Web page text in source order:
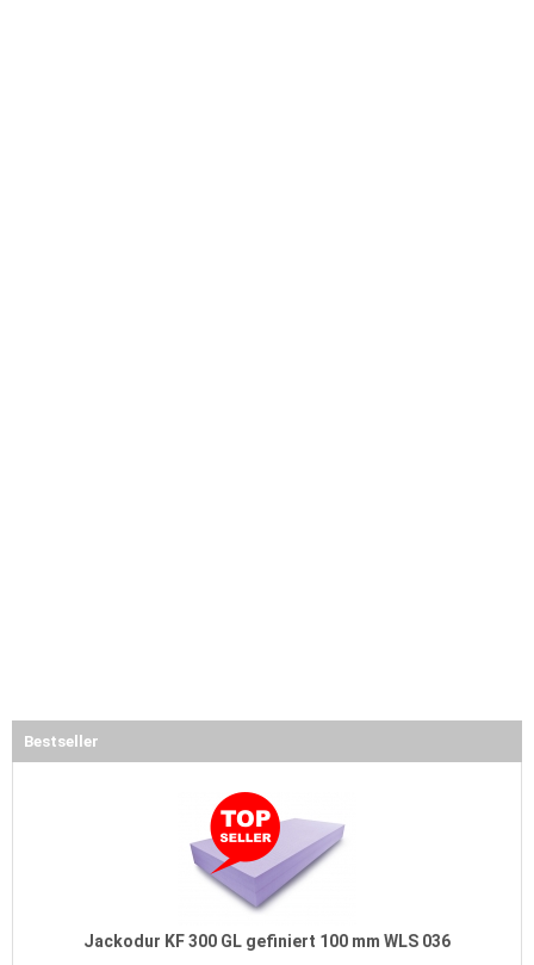
Bestseller
Jackodur KF 300 GL gefiniert 100 mm WLS 036